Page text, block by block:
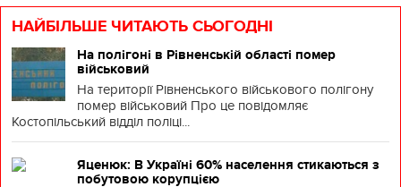
НАЙБІЛЬШЕ ЧИТАЮТЬ СЬОГОДНІ
На полігоні в Рівненській області помер
військовий
На території Рівненського військового полігону
помер військовий Про це повідомляє
Костопільський відділ поліці...
Яценюк: В Україні 60% населення стикаються з
побутовою корупцією